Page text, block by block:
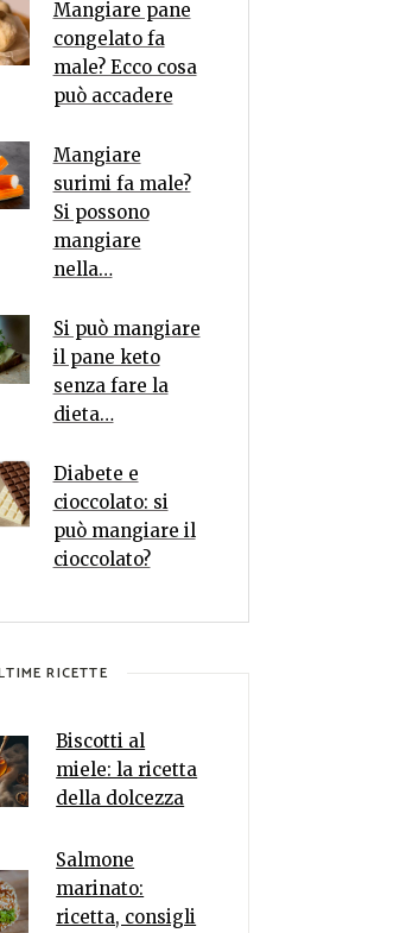
Mangiare pane
congelato fa
male? Ecco cosa
può accadere
Mangiare
surimi fa male?
Si possono
mangiare
nella…
Si può mangiare
il pane keto
senza fare la
dieta…
Diabete e
cioccolato: si
può mangiare il
cioccolato?
RICETTE
Biscotti al
miele: la ricetta
della dolcezza
Salmone
marinato:
ricetta, consigli